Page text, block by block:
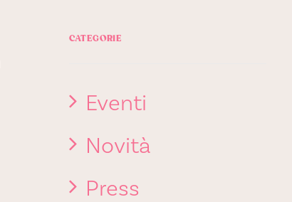
CATEGORIE
Eventi
Novità
Press